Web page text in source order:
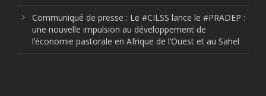
Communiqué de presse : Le #CILSS lance le #PRADEP :
une nouvelle impulsion au développement de
l’économie pastorale en Afrique de l’Ouest et au Sahel